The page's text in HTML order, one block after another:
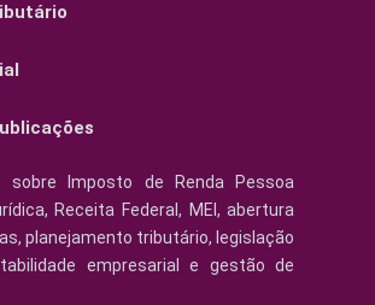
sobre Imposto de Renda Pessoa
Receita Federal, MEI, abertura
planejamento tributário, legislação
empresarial e gestão de